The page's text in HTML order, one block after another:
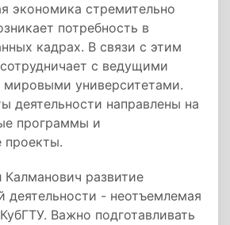
экономика стремительно
потребность в
кадрах. В связи с этим
с ведущими
университетами.
деятельности направлены на
программы и
проекты.
Калманович развитие
деятельности - неотъемлемая
Важно подготавливать